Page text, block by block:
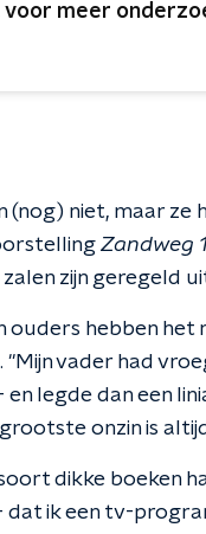
voor meer
(nog) niet, maar
Zandweg
zijn geregeld
ouders hebben
vader had
legde dan een
onzin is altijd
dikke boeken
ik een tv-